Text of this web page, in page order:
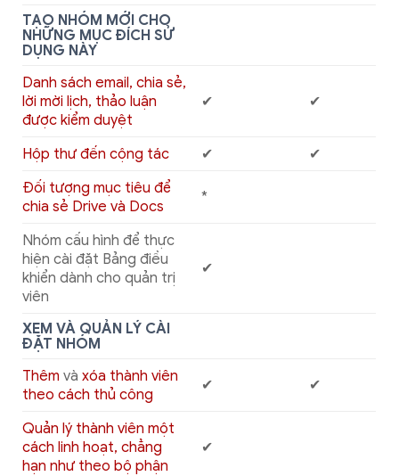
TẠO NHÓM MỚI CHO
NHỮNG MỤC ĐÍCH SỬ
DỤNG NÀY
Danh sách email, chia sẻ,
lời mời lịch, thảo luận
được kiểm duyệt
✔ ✔
Hộp thư đến cộng tác ✔
✔
Đối tượng mục tiêu để
chia sẻ Drive và Docs
*
Nhóm cấu hình để thực
hiện cài đặt Bảng điều
khiển dành cho quản trị
viên
✔
XEM VÀ QUẢN LÝ CÀI
ĐẶT NHÓM
Thêm và xóa thành viên
theo cách thủ công
✔ ✔
Quản lý thành viên một
cách linh hoạt, chẳng
hạn như theo bộ phận
✔